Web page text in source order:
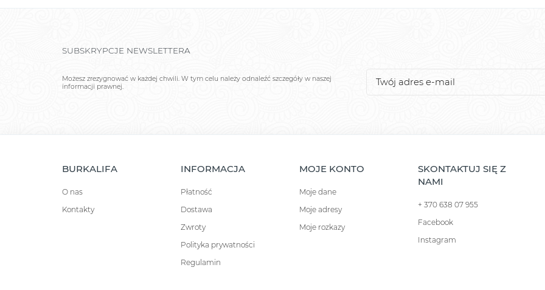
SUBSKRYPCJE NEWSLETTERA
Możesz zrezygnować w każdej chwili. W tym celu należy odnaleźć szczegóły w naszej
informacji prawnej.
BURKALIFA
O nas
Kontakty
INFORMACJA
Płatność
Dostawa
Zwroty
Polityka prywatności
Regulamin
MOJE KONTO
Moje dane
Moje adresy
Moje rozkazy
SKONTAKTUJ SIĘ Z
NAMI
+ 370 638 07 955
Facebook
Instagram